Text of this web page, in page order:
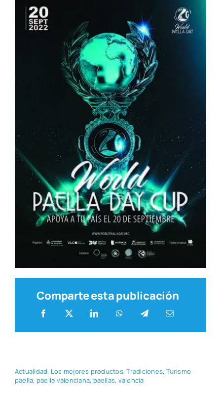
Comparte esta publicación
Actua­li­dad, Los mejo­res pro­duc­tos,Tra­di­cio­nes, Turis­mo
pae­lla, pae­lla valen­cia­na, pae­llas, valen­cia